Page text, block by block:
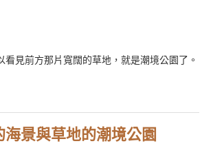
看見前方那片寬闊的草地，就是潮境公園了。
海景與草地的潮境公園